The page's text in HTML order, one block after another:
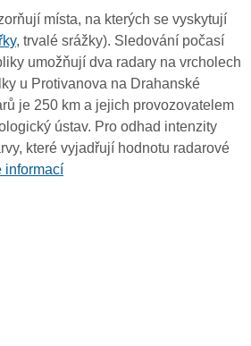
místa, na kterých se vyskytují
, trvalé srážky). Sledování počasí
umožňují dva radary na vrcholech
u Protivanova na Drahanské
je 250 km a jejich provozovatelem
ústav. Pro odhad intenzity
které vyjadřují hodnotu radarové
informací